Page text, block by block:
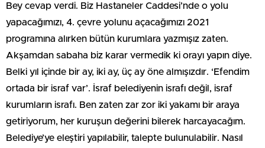
Bey cevap verdi. Biz Hastaneler Caddesi’nde o yolu
yapacağımızı, 4. çevre yolunu açacağımızı 2021
programına alırken bütün kurumlara yazmışız zaten.
Akşamdan sabaha biz karar vermedik ki orayı yapın diye.
Belki yıl içinde bir ay, iki ay, üç ay öne almışızdır. ‘Efendim
ortada bir israf var’. İsraf belediyenin israfı değil, israf
kurumların israfı. Ben zaten zar zor iki yakamı bir araya
getiriyorum, her kuruşun değerini bilerek harcayacağım.
Belediye’ye eleştiri yapılabilir, talepte bulunulabilir. Nasıl